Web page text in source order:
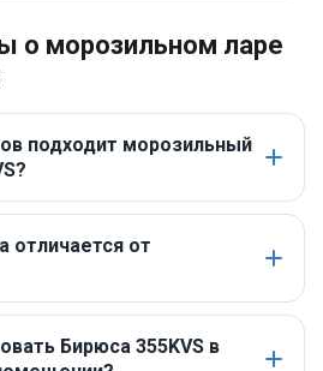
о морозильном ларе
подходит морозильный
отличается от
Бирюса 355KVS в